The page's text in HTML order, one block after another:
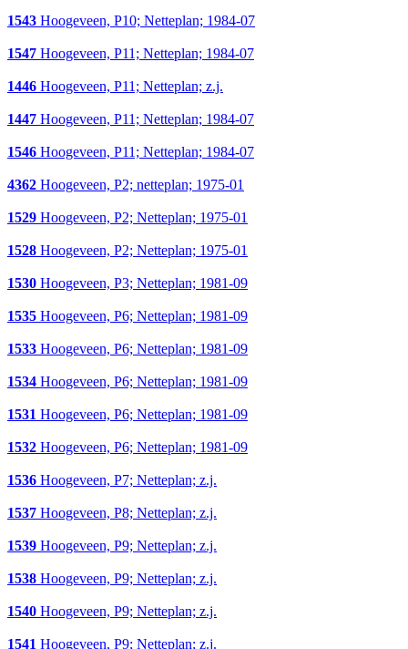
1543 Hoogeveen, P10; Netteplan; 1984-07
1547 Hoogeveen, P11; Netteplan; 1984-07
1446 Hoogeveen, P11; Netteplan; z.j.
1447 Hoogeveen, P11; Netteplan; 1984-07
1546 Hoogeveen, P11; Netteplan; 1984-07
4362 Hoogeveen, P2; netteplan; 1975-01
1529 Hoogeveen, P2; Netteplan; 1975-01
1528 Hoogeveen, P2; Netteplan; 1975-01
1530 Hoogeveen, P3; Netteplan; 1981-09
1535 Hoogeveen, P6; Netteplan; 1981-09
1533 Hoogeveen, P6; Netteplan; 1981-09
1534 Hoogeveen, P6; Netteplan; 1981-09
1531 Hoogeveen, P6; Netteplan; 1981-09
1532 Hoogeveen, P6; Netteplan; 1981-09
1536 Hoogeveen, P7; Netteplan; z.j.
1537 Hoogeveen, P8; Netteplan; z.j.
1539 Hoogeveen, P9; Netteplan; z.j.
1538 Hoogeveen, P9; Netteplan; z.j.
1540 Hoogeveen, P9; Netteplan; z.j.
1541 Hoogeveen, P9; Netteplan; z.j.